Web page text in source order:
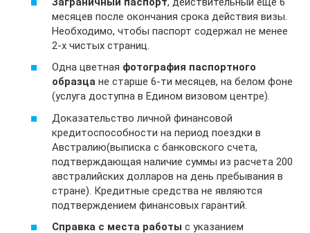
месяцев после окончания срока действия визы.
Необходимо, чтобы паспорт содержал не менее
2-х чистых страниц.
Одна цветная фотография паспортного
образца не старше 6-ти месяцев, на белом фоне
(услуга доступна в Едином визовом центре).
Доказательство личной финансовой
кредитоспособности на период поездки в
Австралию(выписка с банковского счета,
подтверждающая наличие суммы из расчета 200
австралийских долларов на день пребывания в
стране). Кредитные средства не являются
подтверждением финансовых гарантий.
Справка с места работы с указанием